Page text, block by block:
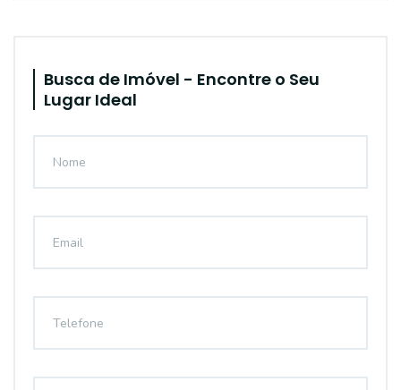
Busca de Imóvel - Encontre o Seu
Lugar Ideal